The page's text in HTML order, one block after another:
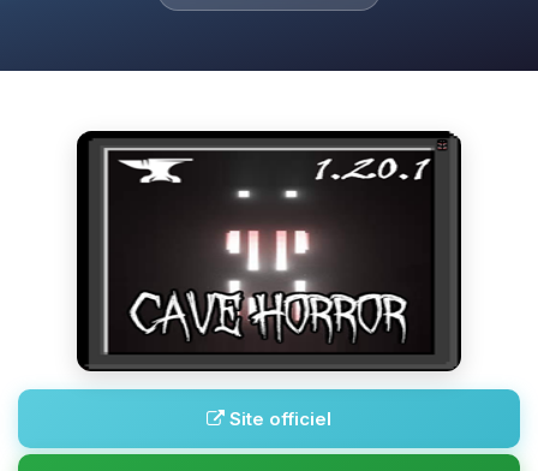
Site officiel